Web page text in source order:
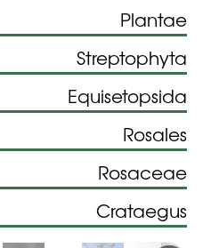
Plantae
Streptophyta
Equisetopsida
Rosales
Rosaceae
Crataegus